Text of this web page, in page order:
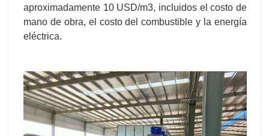
orientación selectiva decomponentes eléctricosy
personalización
aproximadamente 10 USD/m3, incluidos el costo de
mano de obra, el costo del combustible y la energía
eléctrica.